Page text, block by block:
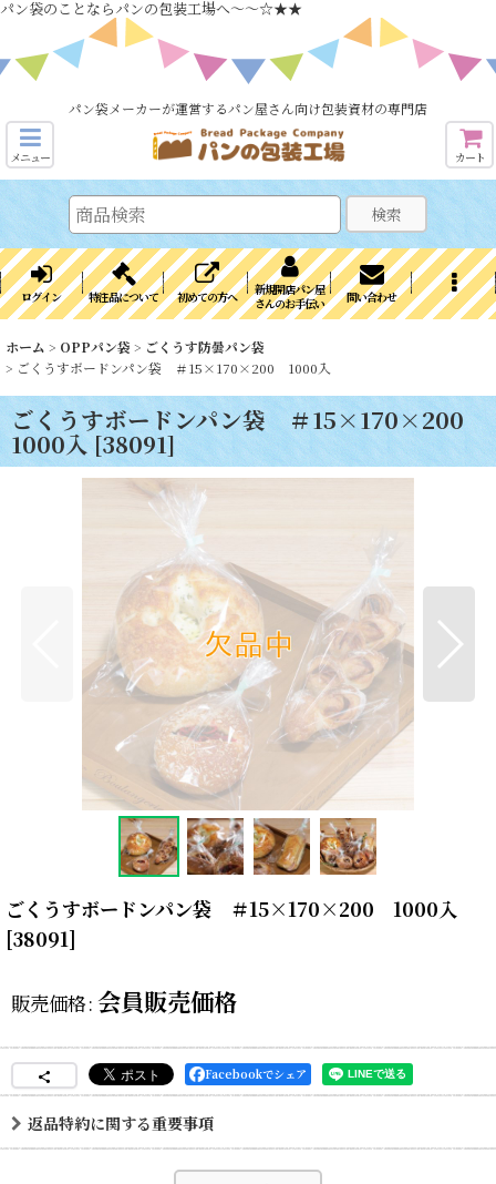
パン袋のことならパンの包装工場へ～～☆★★
パン袋メーカーが運営するパン屋さん向け包装資材の専門店
メニュー カート
検索
ログイン 特注品について 初めての方へ
新規開店パン屋
さんのお手伝い
問い合わせ
ホーム > OPPパン袋 > ごくうす防曇パン袋
> ごくうすボードンパン袋 ＃15×170×200 1000入
ごくうすボードンパン袋 ＃15×170×200
1000入 [38091]
ごくうすボードンパン袋 ＃15×170×200 1000入
[38091]
販売価格: 会員販売価格
Facebookでシェア
返品特約に関する重要事項